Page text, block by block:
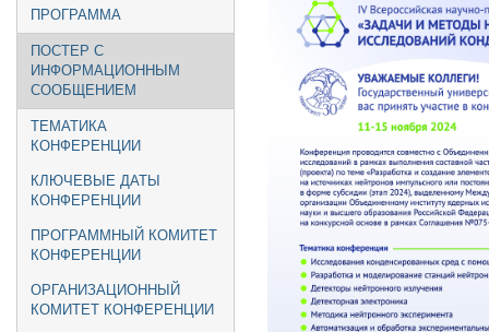
ПРОГРАММА
ПОСТЕР С
ИНФОРМАЦИОННЫМ
СООБЩЕНИЕМ
ТЕМАТИКА
КОНФЕРЕНЦИИ
КЛЮЧЕВЫЕ ДАТЫ
КОНФЕРЕНЦИИ
ПРОГРАММНЫЙ КОМИТЕТ
КОНФЕРЕНЦИИ
ОРГАНИЗАЦИОННЫЙ
КОМИТЕТ КОНФЕРЕНЦИИ